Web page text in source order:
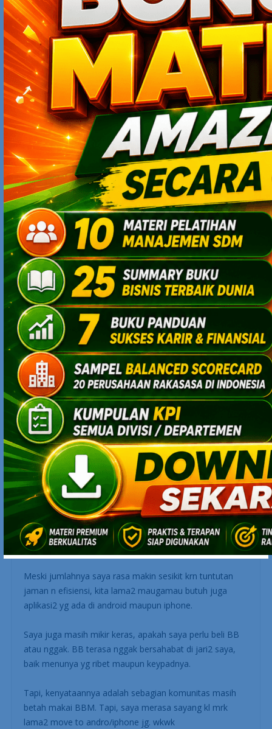
Sebenarnya, baik samsung android maupun iphone,
meskipun fiturnya sangat banyak, sangat simpel
digunakan. Sangat user friendly.
Saya hanya butuh setengah jam utk addicted main2
samsung android adek saya ketika dia baru saja
membeli dan alangkah terkejutnya saya menyadari
bahwa memakainya tidak sesusah “kelihatannya”.
Saya bahkan tidak perlu bertanya apa2 pada adek saya kl
saya mau sms,chat,main,foto,bluetooth,wifi,pengaturan
dll. Semuanya tersedia sangaaaattt user friendly.
Sehingga saya akhirnya juga ikutan beli krn terlanjur
addicted.
Berbeda dg BB. Meski sudah sering minjem dan utak
atik ttp aja asing ditangan. Entah mungkin ini kutukan
touchscreen? LOL, setelah ketemu touchscreen, jari2
saya selanjutnya merasa awkward sama keypad.
wkwkwwk.
Selain itu, BB gampang hang kalau kita membuka
banyak menu secara bersamaan.
Akan sangat annoying bagi saya yg suka multitasking,
kepo,cerewet di media sosial dan ga sabaran. Di andro,
sambil donlot n instal aplikasi, saya msih bisa watsapan,
twitteran, browsingan, smsan, save2 foto n streaming
scr bersamaan tanpa kuatir akan hang.
Tapi, tetap, gimanapun canggihnya watsapp n line,
orang indo masih main BBM. Yang udah nyaman di BBM
juga biasanya males pindah, krn udah nyaman disana.
Inilah keuntungan BB dibanding HP yg lain.
Bagi konsumen BB, mereka masih akan make BB
selama mereka merasa nggak butuh banyak aplikasi dan
HANYA butuh BBM.
Meski jumlahnya saya rasa makin sesikit krn tuntutan
jaman n efisiensi, kita lama2 maugamau butuh juga
aplikasi2 yg ada di android maupun iphone.
Saya juga masih mikir keras, apakah saya perlu beli BB
atau nggak. BB terasa nggak bersahabat di jari2 saya,
baik menunya yg ribet maupun keypadnya.
Tapi, kenyataannya adalah sebagian komunitas masih
betah makai BBM. Tapi, saya merasa sayang kl mrk
lama2 move to andro/iphone jg. wkwk